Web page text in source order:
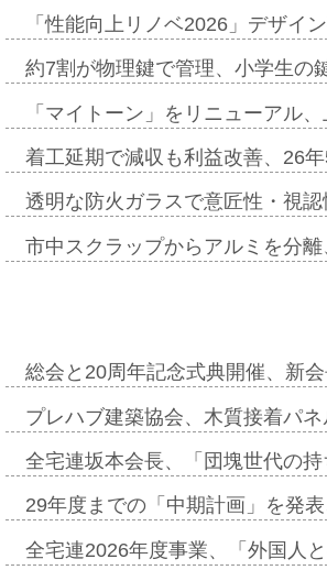
「性能向上リノベ2026」デザイ
約7割が物理鍵で管理、小学生
「マイトーン」をリニューアル
着工延期で減収も利益改善、26
透明な防火ガラスで意匠性・視
市中スクラップからアルミを分
総会と20周年記念式典開催、新
プレハブ建築協会、木質接着パ
全宅連坂本会長、「団塊世代の
29年度までの「中期計画」を発
全宅連2026年度事業、「外国人